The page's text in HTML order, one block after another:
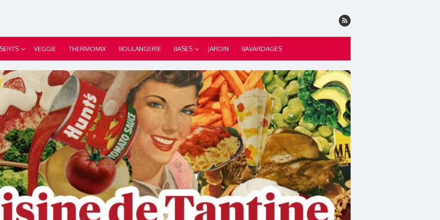
VEGGIE THERMOMIX BOULANGERIE BASES JARDIN BAVARDAGES